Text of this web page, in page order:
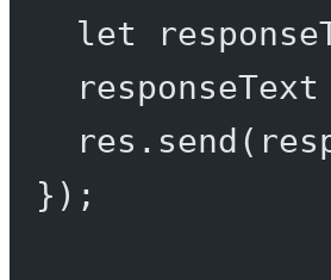
let
responseText
res. send
});